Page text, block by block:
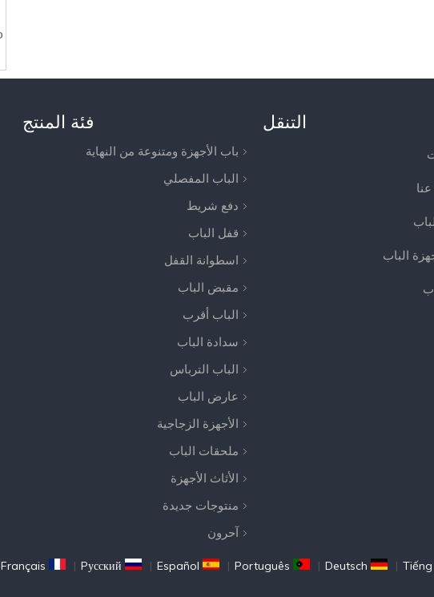
فئة المنتج
باب الأجهزة ومتنوعة من النهاية
الباب المفصلي
دفع شريط
قفل الباب
اسطوانة القفل
مقبض الباب
الباب أقرب
سدادة الباب
الباب الترباس
عارض الباب
الأجهزة الزجاجية
ملحقات الباب
الأثاث الأجهزة
منتوجات جديدة
آحرون
التنقل
الباب
|
Deutsch
|
Português
|
Español
|
Pусский
|
Français